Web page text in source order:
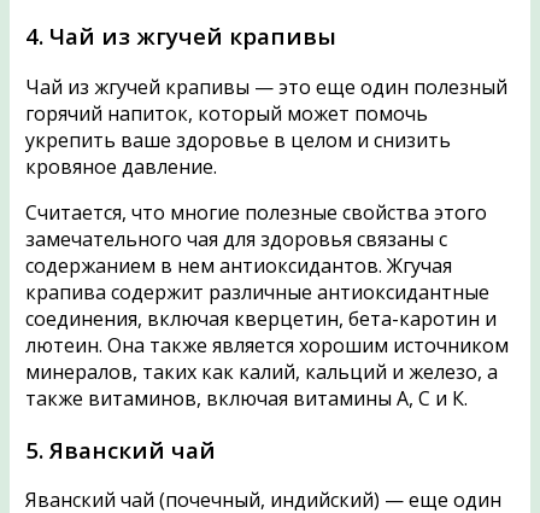
4. Чай из жгучей крапивы
Чай из жгучей крапивы — это еще один полезный
горячий напиток, который может помочь
укрепить ваше здоровье в целом и снизить
кровяное давление.
Считается, что многие полезные свойства этого
замечательного чая для здоровья связаны с
содержанием в нем антиоксидантов. Жгучая
крапива содержит различные антиоксидантные
соединения, включая кверцетин, бета-каротин и
лютеин. Она также является хорошим источником
минералов, таких как калий, кальций и железо, а
также витаминов, включая витамины А, С и К.
5. Яванский чай
Яванский чай (почечный, индийский) — еще один